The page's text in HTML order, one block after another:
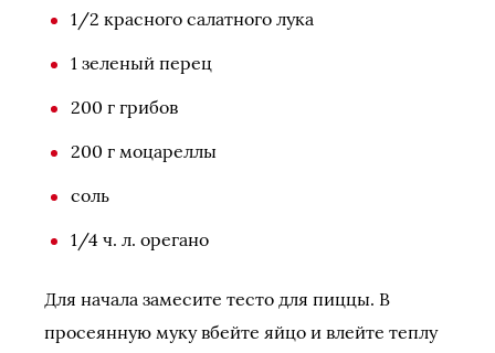
1/2 красного салатного лука
1 зеленый перец
200 г грибов
200 г моцареллы
соль
1/4 ч. л. орегано
Для начала замесите тесто для пиццы. В
просеянную муку вбейте яйцо и влейте теплу